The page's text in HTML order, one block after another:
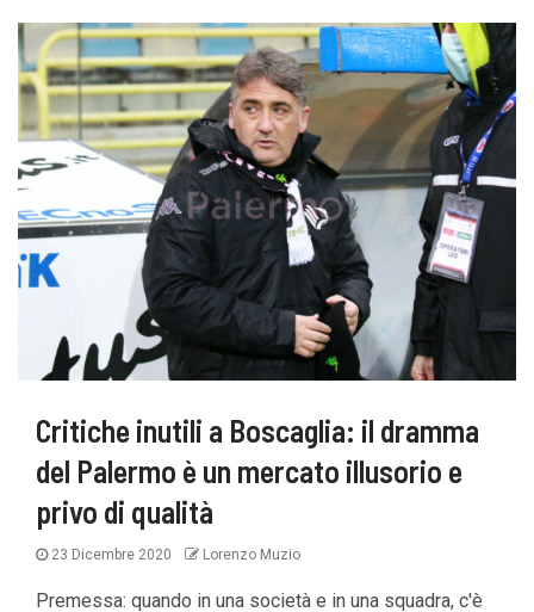
Critiche inutili a Boscaglia: il dramma
del Palermo è un mercato illusorio e
privo di qualità
23 Dicembre 2020 Lorenzo Muzio
Premessa: quando in una società e in una squadra, c'è